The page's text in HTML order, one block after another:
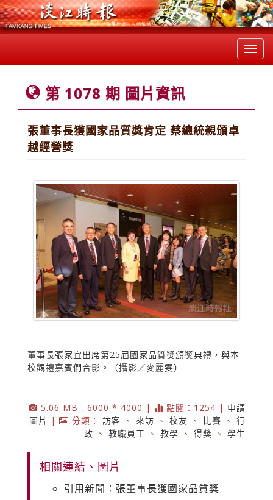
第 1078 期 圖片資訊
張董事長獲國家品質獎肯定 蔡總統親頒卓
越經營獎
董事長張家宜出席第25屆國家品質獎頒獎典禮，與本
校觀禮嘉賓們合影。（攝影／麥麗雯）
5.06 MB , 6000 * 4000 | 點閱：1254 | 申請
圖片
| 分類： 訪客 、 來訪 、 校友 、 比賽 、 行
政 、 教職員工 、 教學 、 得獎 、 學生
相關連結、圖片
引用新聞：張董事長獲國家品質獎